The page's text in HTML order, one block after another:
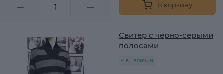
В корзину
Свитер с черно-серыми
полосами
в наличии